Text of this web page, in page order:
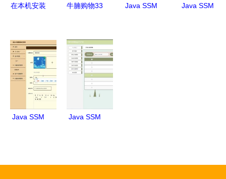
在本机安装
库服务器及
网络服务指
南
牛腩购物33
从发布到异
常处理
Java SSM
Java SSM
Java SSM
Java SSM